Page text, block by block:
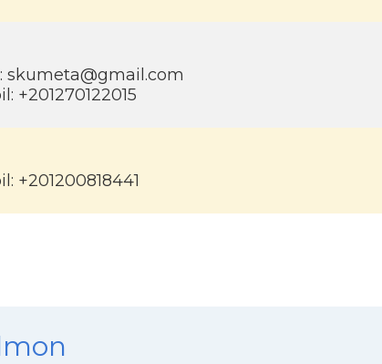
skumeta@gmail.com
+201270122015
+201200818441